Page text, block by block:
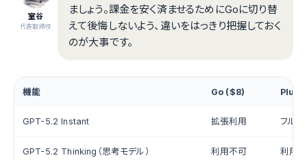
室谷
代表取締役
ましょう。課金を安く済ませるためにGoに切り替
えて後悔しないよう、違いをはっきり把握しておく
のが大事です。
機能 Go ($8) Plus
GPT-5.2 Instant 拡張利用 フル
GPT-5.2 Thinking（思考モデル） 利用不可 利用可